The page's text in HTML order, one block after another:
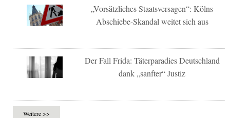
„Vorsätzliches Staatsversagen“: Kölns
Abschiebe-Skandal weitet sich aus
Der Fall Frida: Täterparadies Deutschland
dank „sanfter“ Justiz
Weitere >>